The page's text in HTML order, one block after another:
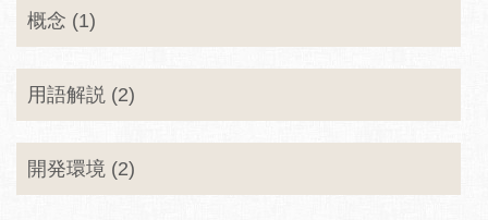
概念 (1)
用語解説 (2)
開発環境 (2)